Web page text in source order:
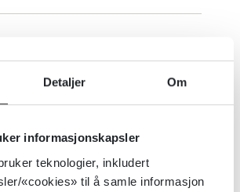
Detaljer Om
informasjonskapsler
teknologier, inkludert
«cookies» til å samle informasjon
depresjon
Library 2012